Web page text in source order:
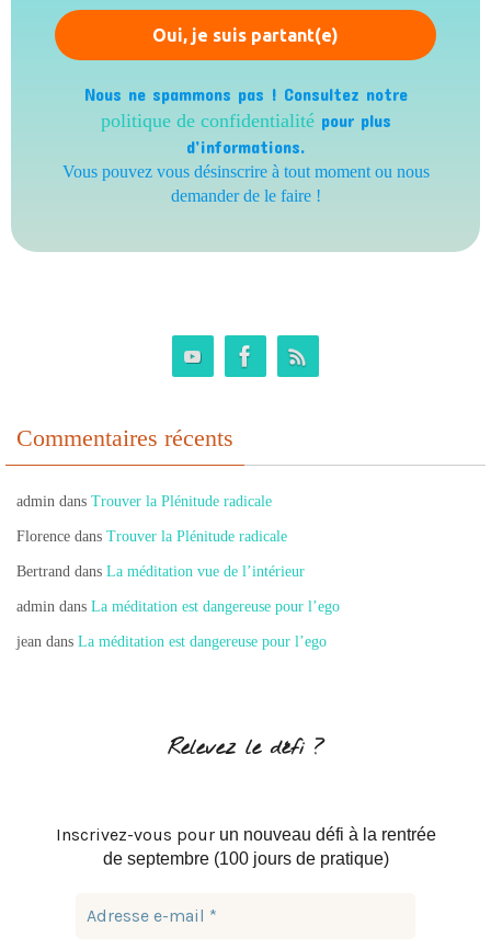
Nous ne spammons pas ! Consultez notre
politique de confidentialitépour plus
d’informations.
Vous pouvez vous désinscrire à tout moment ou nous
demander de le faire !
Commentaires récents
admin dans Trouver la Plénitude radicale
Florence dans Trouver la Plénitude radicale
Bertrand dans La méditation vue de l’intérieur
admin dans La méditation est dangereuse pour l’ego
jean dans La méditation est dangereuse pour l’ego
Relevez le défi ?
Inscrivez-vous pour un nouveau défi à la rentrée
de septembre (100 jours de pratique)